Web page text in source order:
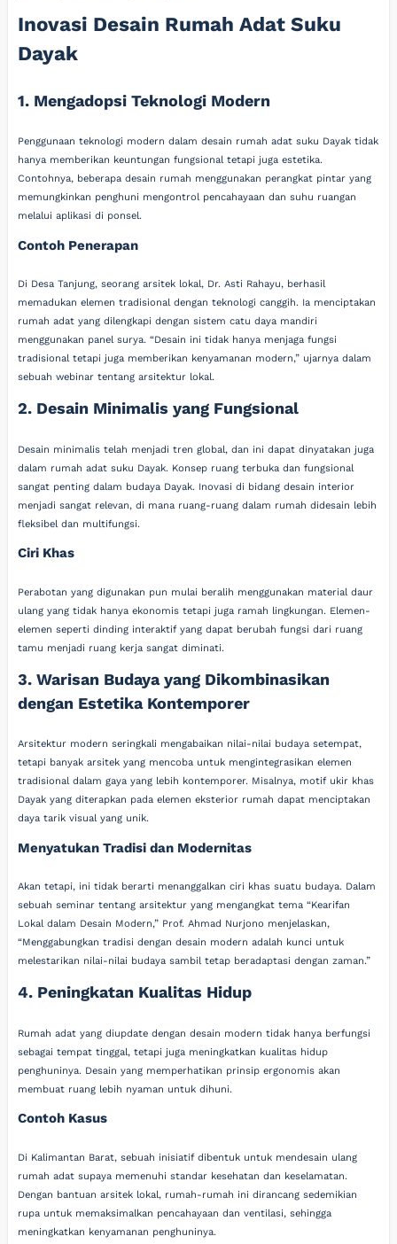
Inovasi Desain Rumah Adat Suku
Dayak
1. Mengadopsi Teknologi Modern
Penggunaan teknologi modern dalam desain rumah adat suku Dayak tidak
hanya memberikan keuntungan fungsional tetapi juga estetika.
Contohnya, beberapa desain rumah menggunakan perangkat pintar yang
memungkinkan penghuni mengontrol pencahayaan dan suhu ruangan
melalui aplikasi di ponsel.
Contoh Penerapan
Di Desa Tanjung, seorang arsitek lokal, Dr. Asti Rahayu, berhasil
memadukan elemen tradisional dengan teknologi canggih. Ia menciptakan
rumah adat yang dilengkapi dengan sistem catu daya mandiri
menggunakan panel surya. “Desain ini tidak hanya menjaga fungsi
tradisional tetapi juga memberikan kenyamanan modern,” ujarnya dalam
sebuah webinar tentang arsitektur lokal.
2. Desain Minimalis yang Fungsional
Desain minimalis telah menjadi tren global, dan ini dapat dinyatakan juga
dalam rumah adat suku Dayak. Konsep ruang terbuka dan fungsional
sangat penting dalam budaya Dayak. Inovasi di bidang desain interior
menjadi sangat relevan, di mana ruang-ruang dalam rumah didesain lebih
fleksibel dan multifungsi.
Ciri Khas
Perabotan yang digunakan pun mulai beralih menggunakan material daur
ulang yang tidak hanya ekonomis tetapi juga ramah lingkungan. Elemen-
elemen seperti dinding interaktif yang dapat berubah fungsi dari ruang
tamu menjadi ruang kerja sangat diminati.
3. Warisan Budaya yang Dikombinasikan
dengan Estetika Kontemporer
Arsitektur modern seringkali mengabaikan nilai-nilai budaya setempat,
tetapi banyak arsitek yang mencoba untuk mengintegrasikan elemen
tradisional dalam gaya yang lebih kontemporer. Misalnya, motif ukir khas
Dayak yang diterapkan pada elemen eksterior rumah dapat menciptakan
daya tarik visual yang unik.
Menyatukan Tradisi dan Modernitas
Akan tetapi, ini tidak berarti menanggalkan ciri khas suatu budaya. Dalam
sebuah seminar tentang arsitektur yang mengangkat tema “Kearifan
Lokal dalam Desain Modern,” Prof. Ahmad Nurjono menjelaskan,
“Menggabungkan tradisi dengan desain modern adalah kunci untuk
melestarikan nilai-nilai budaya sambil tetap beradaptasi dengan zaman.”
4. Peningkatan Kualitas Hidup
Rumah adat yang diupdate dengan desain modern tidak hanya berfungsi
sebagai tempat tinggal, tetapi juga meningkatkan kualitas hidup
penghuninya. Desain yang memperhatikan prinsip ergonomis akan
membuat ruang lebih nyaman untuk dihuni.
Contoh Kasus
Di Kalimantan Barat, sebuah inisiatif dibentuk untuk mendesain ulang
rumah adat supaya memenuhi standar kesehatan dan keselamatan.
Dengan bantuan arsitek lokal, rumah-rumah ini dirancang sedemikian
rupa untuk memaksimalkan pencahayaan dan ventilasi, sehingga
meningkatkan kenyamanan penghuninya.